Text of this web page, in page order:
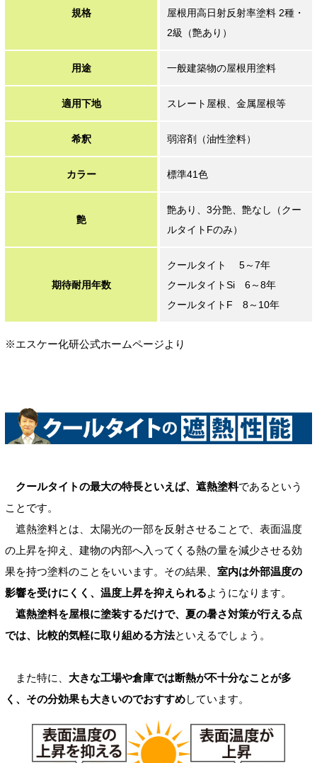
規格
屋根用高日射反射率塗料 2種・
2級（艶あり）
用途 一般建築物の屋根用塗料
適用下地 スレート屋根、金属屋根等
希釈 弱溶剤（油性塗料）
カラー 標準41色
艶
艶あり、3分艶、艶なし（クー
ルタイトFのみ）
期待耐用年数
クールタイト 5～7年
クールタイトSi 6～8年
クールタイトF 8～10年
※エスケー化研公式ホームページより
クールタイトの最大の特長といえば、遮熱塗料であるという
ことです。
遮熱塗料とは、太陽光の一部を反射させることで、表面温度
の上昇を抑え、建物の内部へ入ってくる熱の量を減少させる効
果を持つ塗料のことをいいます。その結果、 室内は外部温度の
影響を受けにくく、温度上昇を抑えられるようになります。
遮熱塗料を屋根に塗装するだけで、夏の暑さ対策が行える点
では、比較的気軽に取り組める方法といえるでしょう。
また特に、 大きな工場や倉庫では断熱が不十分なことが多
く、その分効果も大きいのでおすすめしています。